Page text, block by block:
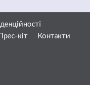
Прес-кіт
Контакти